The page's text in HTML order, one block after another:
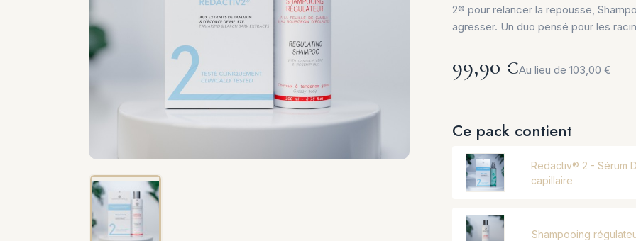
2® pour relancer la repousse,
agresser. Un duo pensé pour les
99,90 €Au lieu de 103,00 €
Ce pack contient
Redactiv® 2 - Sérum
capillaire
Shampooing